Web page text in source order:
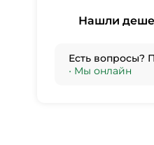
Нашли
Есть вопросы?
• Мы онлайн